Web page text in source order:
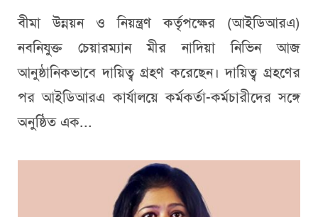
বীমা উন্নয়ন ও নিয়ন্ত্রণ কর্তৃপক্ষের (আইডিআরএ)
নবনিযুক্ত চেয়ারম্যান মীর নাদিয়া নিভিন আজ
আনুষ্ঠানিকভাবে দায়িত্ব গ্রহণ করেছেন। দায়িত্ব গ্রহণের
পর আইডিআরএ কার্যালয়ে কর্মকর্তা-কর্মচারীদের সঙ্গে
অনুষ্ঠিত এক...